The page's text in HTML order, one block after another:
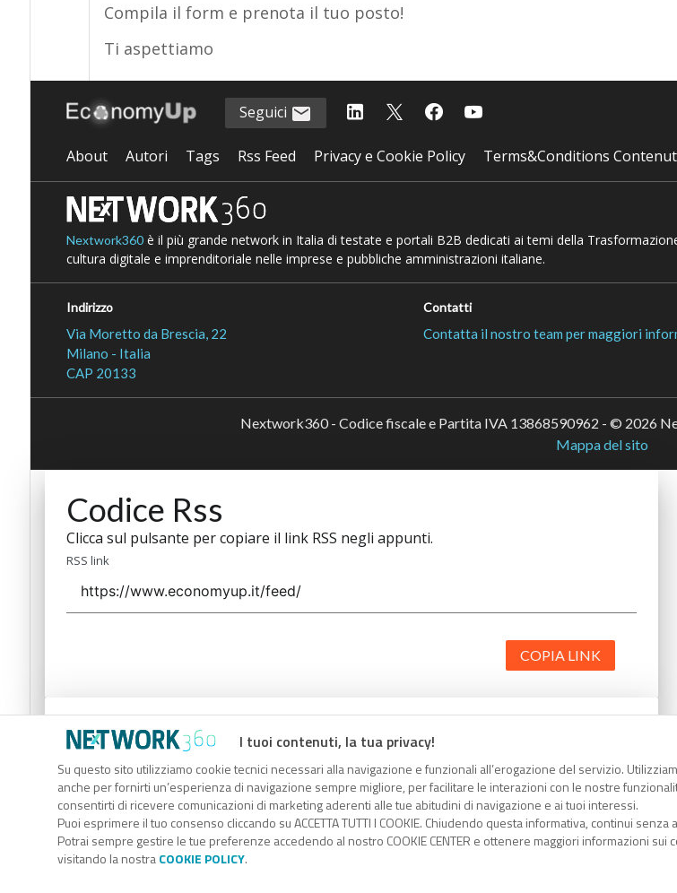
Compila il form e prenota il tuo posto!
Ti aspettiamo
I tuoi contenuti, la tua privacy!
Su questo sito utilizziamo cookie tecnici necessari alla navigazione e funzionali all’erogazione del servizio.
anche per fornirti un’esperienza di navigazione sempre migliore, per facilitare le interazioni con le nostre
consentirti di ricevere comunicazioni di marketing aderenti alle tue abitudini di navigazione e ai tuoi interessi.
Puoi esprimere il tuo consenso cliccando su ACCETTA TUTTI I COOKIE. Chiudendo questa informativa, continui senza
Potrai sempre gestire le tue preferenze accedendo al nostro COOKIE CENTER e ottenere maggiori informazioni sui
visitando la nostraCOOKIE POLICY.
Seguici
About Autori Tags Rss Feed Privacy e Cookie Policy Terms&Conditions
Nextwork360è il più grande network in Italia di testate e portali B2B dedicati ai temi della
cultura digitale e imprenditoriale nelle imprese e pubbliche amministrazioni italiane.
Indirizzo
Via Moretto da Brescia, 22
Milano - Italia
CAP 20133
Contatti
Contatta il nostro team per maggiori
Nextwork360 - Codice fiscale e Partita IVA 13868590962 - © 2026
Mappa del sito
Codice Rss
Clicca sul pulsante per copiare il link RSS negli appunti.
RSS link
COPIA LINK
Codice Rss
Clicca sul pulsante per copiare il link RSS negli appunti.
RSS link